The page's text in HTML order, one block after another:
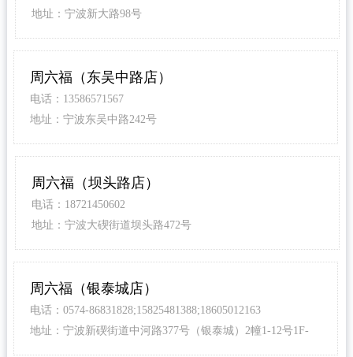
地址：宁波新大路98号
周六福（东吴中路店）
电话：13586571567
地址：宁波东吴中路242号
周六福（坝头路店）
电话：18721450602
地址：宁波大碶街道坝头路472号
周六福（银泰城店）
电话：0574-86831828;15825481388;18605012163
地址：宁波新碶街道中河路377号（银泰城）2幢1-12号1F-